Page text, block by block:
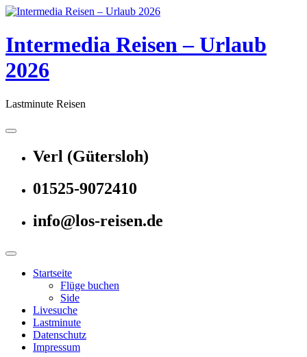
Skip
content
Intermedia Reisen – Urlaub
2026
Lastminute Reisen
Verl (Gütersloh)
01525-9072410
info@los-reisen.de
Startseite
Flüge buchen
Side
Livesuche
Lastminute
Datenschutz
Impressum